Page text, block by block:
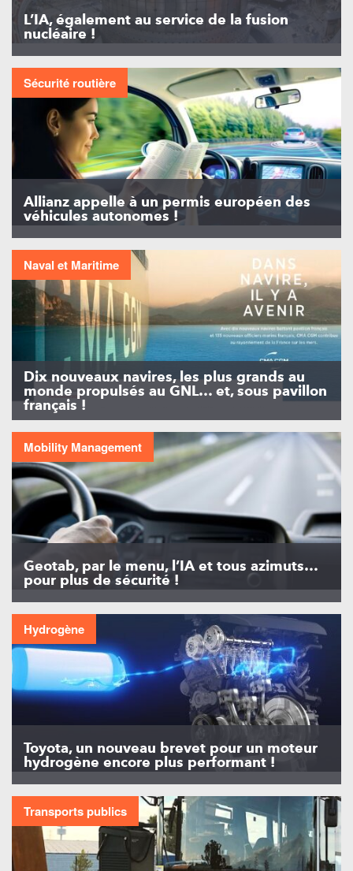
L’IA, également au service de la fusion
nucléaire !
Sécurité routière
Allianz appelle à un permis européen des
véhicules autonomes !
Naval et Maritime
Dix nouveaux navires, les plus grands au
monde propulsés au GNL… et, sous pavillon
français !
Mobility Management
Geotab, par le menu, l’IA et tous azimuts…
pour plus de sécurité !
Hydrogène
Toyota, un nouveau brevet pour un moteur
hydrogène encore plus performant !
Transports publics